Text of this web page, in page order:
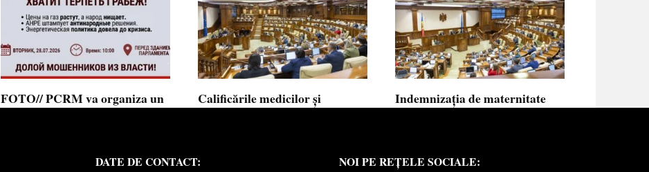
FOTO// PCRM va organiza un
Calificările medicilor și
Calificările profesionale obținute de medici
Indemnizația de maternitate
copilului
DATE DE CONTACT: NOI PE REȚELE SOCIALE: